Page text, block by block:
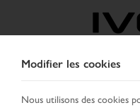
Modifier les cookies
Nous utilisons des cookies